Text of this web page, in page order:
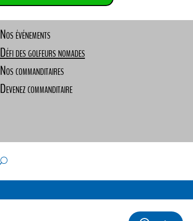
Nos événements
Défi des golfeurs nomades
Nos commanditaires
Devenez commanditaire